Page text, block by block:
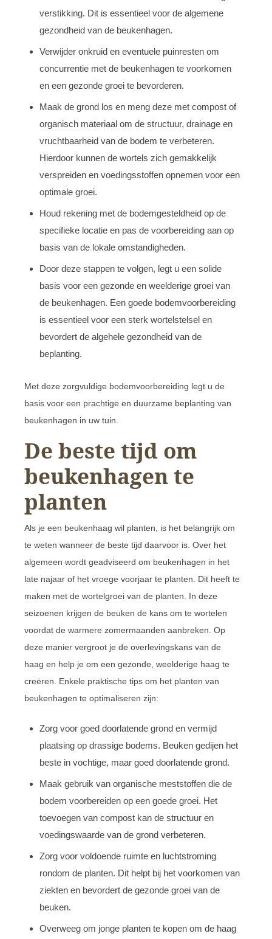
verstikking. Dit is essentieel voor de algemene
gezondheid van de beukenhagen.
Verwijder onkruid en eventuele puinresten om
concurrentie met de beukenhagen te voorkomen
en een gezonde groei te bevorderen.
Maak de grond los en meng deze met compost of
organisch materiaal om de structuur, drainage en
vruchtbaarheid van de bodem te verbeteren.
Hierdoor kunnen de wortels zich gemakkelijk
verspreiden en voedingsstoffen opnemen voor een
optimale groei.
Houd rekening met de bodemgesteldheid op de
specifieke locatie en pas de voorbereiding aan op
basis van de lokale omstandigheden.
Door deze stappen te volgen, legt u een solide
basis voor een gezonde en weelderige groei van
de beukenhagen. Een goede bodemvoorbereiding
is essentieel voor een sterk wortelstelsel en
bevordert de algehele gezondheid van de
beplanting.
Met deze zorgvuldige bodemvoorbereiding legt u de
basis voor een prachtige en duurzame beplanting van
beukenhagen in uw tuin.
De beste tijd om
beukenhagen te
planten
Als je een beukenhaag wil planten, is het belangrijk om
te weten wanneer de beste tijd daarvoor is. Over het
algemeen wordt geadviseerd om beukenhagen in het
late najaar of het vroege voorjaar te planten. Dit heeft te
maken met de wortelgroei van de planten. In deze
seizoenen krijgen de beuken de kans om te wortelen
voordat de warmere zomermaanden aanbreken. Op
deze manier vergroot je de overlevingskans van de
haag en help je om een gezonde, weelderige haag te
creëren. Enkele praktische tips om het planten van
beukenhagen te optimaliseren zijn:
Zorg voor goed doorlatende grond en vermijd
plaatsing op drassige bodems. Beuken gedijen het
beste in vochtige, maar goed doorlatende grond.
Maak gebruik van organische meststoffen die de
bodem voorbereiden op een goede groei. Het
toevoegen van compost kan de structuur en
voedingswaarde van de grond verbeteren.
Zorg voor voldoende ruimte en luchtstroming
rondom de planten. Dit helpt bij het voorkomen van
ziekten en bevordert de gezonde groei van de
beuken.
Overweeg om jonge planten te kopen om de haag